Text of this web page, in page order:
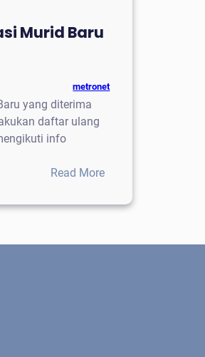
Murid Baru
metronet
yang diterima
daftar ulang
info
Read More:
Murid